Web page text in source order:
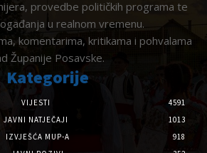
provedbe političkih programa te
u realnom vremenu.
komentarima, kritikama i pohvalama
Županije Posavske.
Kategorije
VIJESTI
4591
JAVNI NATJEČAJI
1013
IZVJEŠĆA MUP-A
918